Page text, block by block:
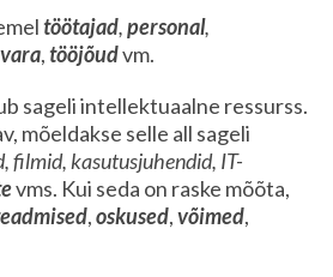
töötajad,personal,
,tööjõudvm.
sageli intellektuaalne ressurss.
mõeldakse selle all sageli
filmid, kasutusjuhendid, IT-
vms. Kui seda on raske mõõta,
,oskused,võimed,